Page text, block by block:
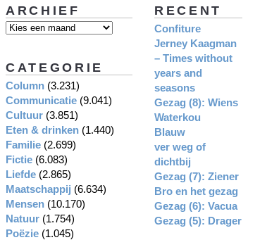
RECENT
Confiture
Jerney Kaagman
– Times without
years and
seasons
Gezag (8): Wiens
Waterkou
Blauw
ver weg of
dichtbij
Gezag (7): Ziener
Bro en het gezag
Gezag (6): Vacua
Gezag (5): Drager
ARCHIEF
CATEGORIE
Column (3.231)
Communicatie (9.041)
Cultuur (3.851)
Eten & drinken (1.440)
Familie (2.699)
Fictie (6.083)
Liefde (2.865)
Maatschappij (6.634)
Mensen (10.170)
Natuur (1.754)
Poëzie (1.045)